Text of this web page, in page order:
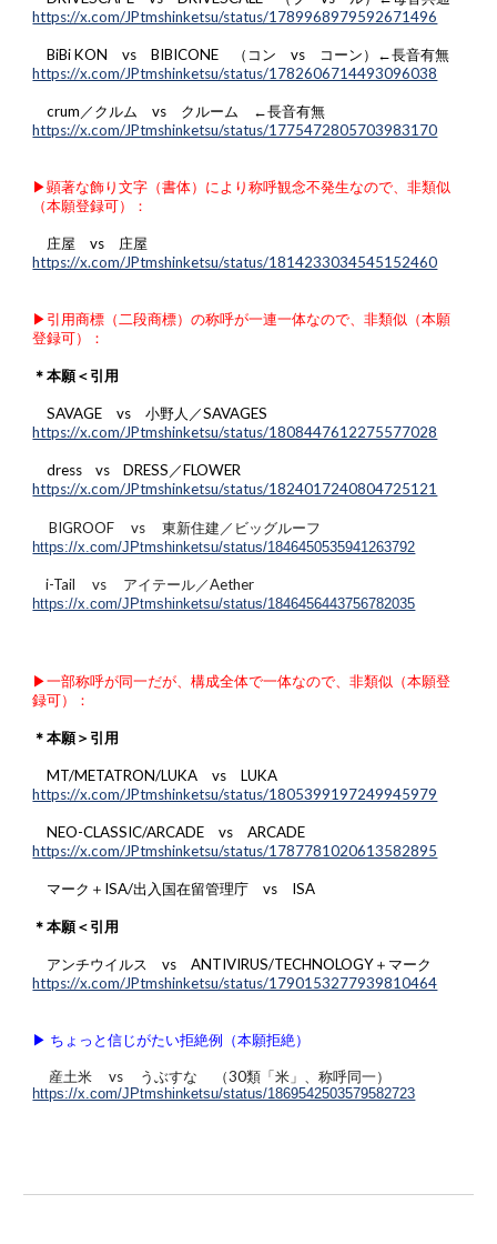
https://x.com/JPtmshinketsu/status/1789968979592671496
BiBi KON vs BIBICONE （コン vs コーン）←長音有無
https://x.com/JPtmshinketsu/status/1782606714493096038
crum／クルム vs クルーム ←長音有無
https://x.com/JPtmshinketsu/status/1775472805703983170
▶︎顕著な飾り文字（書体）により称呼観念不発生なので、非類似
（本願登録可）：
庄屋 vs 庄屋
https://x.com/JPtmshinketsu/status/1814233034545152460
▶︎引用商標（二段商標）の称呼が一連一体なので、非類似（本願
登録可）：
＊本願＜引用
SAVAGE vs 小野人／SAVAGES
https://x.com/JPtmshinketsu/status/1808447612275577028
dress vs DRESS／FLOWER
https://x.com/JPtmshinketsu/status/1824017240804725121
BIGROOF vs 東新住建／ビッグルーフ
https://x.com/JPtmshinketsu/status/1846450535941263792
i-Tail vs アイテール／Aether
https://x.com/JPtmshinketsu/status/1846456443756782035
▶︎一部称呼が同一だが、構成全体で一体なので、非類似（本願登
録可）：
＊本願＞引用
MT/METATRON/LUKA vs LUKA
https://x.com/JPtmshinketsu/status/1805399197249945979
NEO-CLASSIC/ARCADE vs ARCADE
https://x.com/JPtmshinketsu/status/1787781020613582895
マーク＋ISA/出入国在留管理庁 vs ISA
＊本願＜引用
アンチウイルス vs ANTIVIRUS/TECHNOLOGY＋マーク
https://x.com/JPtmshinketsu/status/1790153277939810464
▶︎ ちょっと信じがたい拒絶例（本願拒絶）
産土米 vs うぶすな （30類「米」、称呼同一）
https://x.com/JPtmshinketsu/status/1869542503579582723